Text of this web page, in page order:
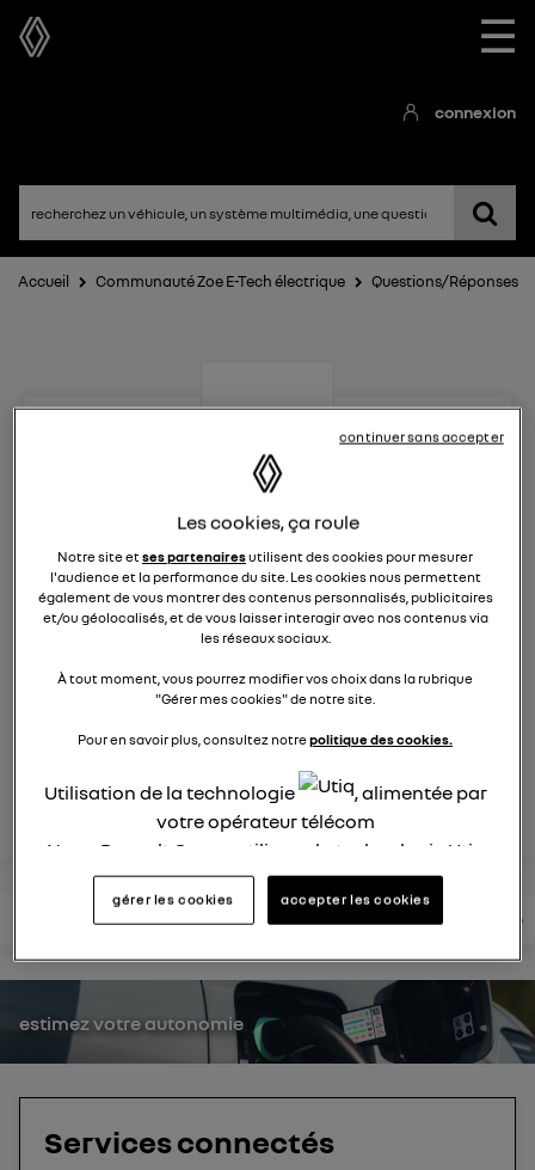
☰
connexion
Accueil Communauté Zoe E-Tech électrique Questions/Réponses
Zoe E-Tech électrique
électriques RENAULT
9269membres
la voiture citadine électrique qui ne change rien à votre
rejoignez
lire les questions lire les articles consultez votre notice
estimez votre autonomie
Services connectés
Les cookies, ça roule
Notre site etses partenairesutilisent des cookies pour mesurer
l'audience et la performance du site. Les cookies nous permettent
également de vous montrer des contenus personnalisés, publicitaires
et/ou géolocalisés, et de vous laisser interagir avec nos contenus via
les réseaux sociaux.
À tout moment, vous pourrez modifier vos choix dans la rubrique
"Gérer mes cookies" de notre site.
Pour en savoir plus, consultez notrepolitique des cookies.
Utilisation de la technologie
, alimentée par
votre opérateur télécom
Nous, Renault Group, utilisons la technologie Utiq
pour nos activités digitales (telles que décrites
dans cette notice de consentement) et liées à
utilisez une connexion internet fournie parun
opérateur télécom participant
et que vous
consentez sur chaque site).
La technologie Utiq a été conçue pour la
Elle utilise un identifiant créé par votre opérateur
gérer les cookies accepter les cookies
continuer sans accepter